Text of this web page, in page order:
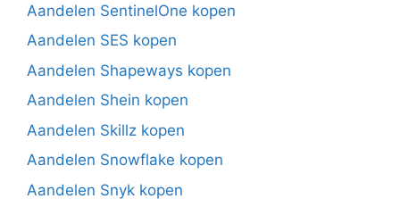
Aandelen SentinelOne kopen
Aandelen SES kopen
Aandelen Shapeways kopen
Aandelen Shein kopen
Aandelen Skillz kopen
Aandelen Snowflake kopen
Aandelen Snyk kopen